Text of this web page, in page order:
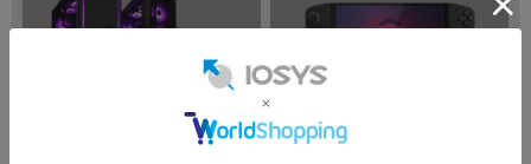
ゲーミングPC/周辺機器 ポータブルゲーミングPC